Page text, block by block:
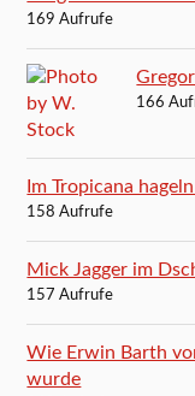
169 Aufrufe
166
Im Tropicana
158 Aufrufe
Mick Jagger im
157 Aufrufe
Wie Erwin Barth
wurde